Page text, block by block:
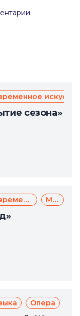
сезона»
Современное искусство Музыка
Опера